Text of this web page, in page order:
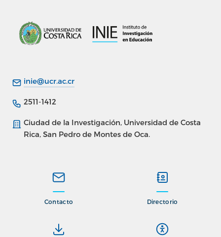
inie@ucr.ac.cr
2511-1412
Ciudad de la Investigación, Universidad de Costa
Rica, San Pedro de Montes de Oca.
Contacto Directorio
Lupita